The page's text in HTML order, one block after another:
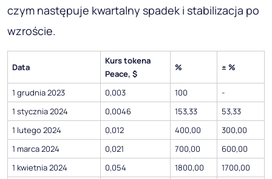
czym następuje kwartalny spadek i stabilizacja po
wzroście.
Data
Kurs tokena
Peace, $
% ± %
1 grudnia 2023 0,003 100
-
1 stycznia 2024
0,0046 153,33
53,33
1 lutego 2024
0,012 400,00
300,00
1 marca 2024
0,021 700,00
600,00
1 kwietnia 2024
0,054 1800,00
1700,00